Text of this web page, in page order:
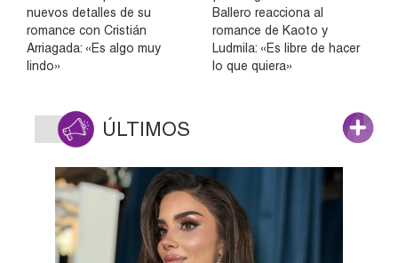
nuevos detalles de su
romance con Cristián
Arriagada: «Es algo muy
lindo»
Ballero reacciona al
romance de Kaoto y
Ludmila: «Es libre de hacer
lo que quiera»
ÚLTIMOS